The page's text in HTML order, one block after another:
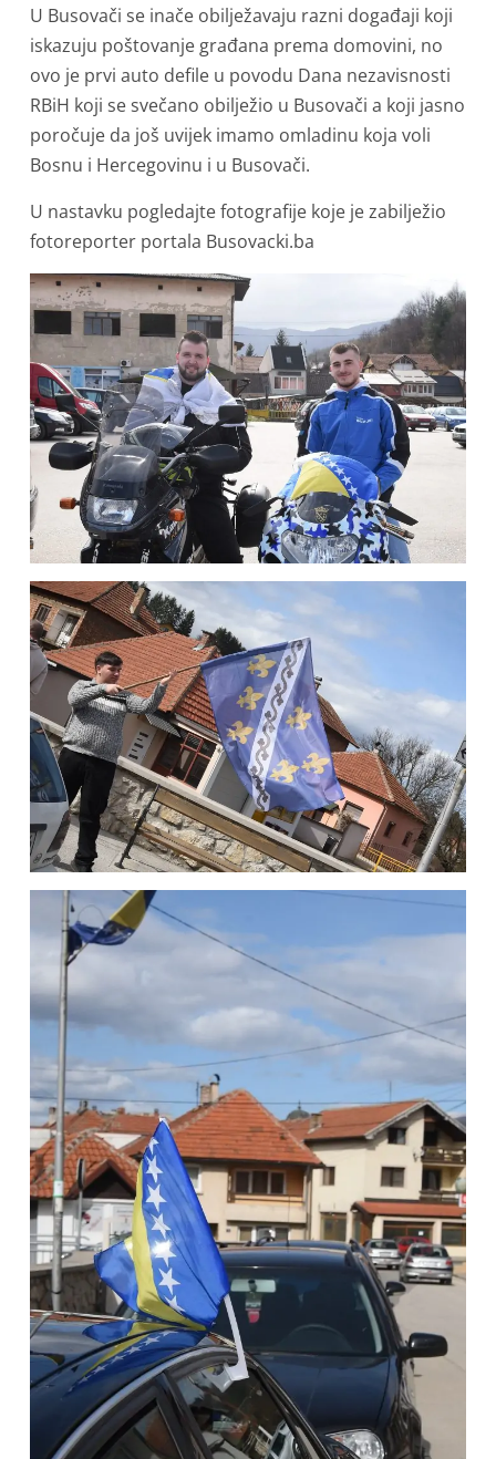
U Busovači se inače obilježavaju razni događaji koji
iskazuju poštovanje građana prema domovini, no
ovo je prvi auto defile u povodu Dana nezavisnosti
RBiH koji se svečano obilježio u Busovači a koji jasno
poročuje da još uvijek imamo omladinu koja voli
Bosnu i Hercegovinu i u Busovači.
U nastavku pogledajte fotografije koje je zabilježio
fotoreporter portala Busovacki.ba